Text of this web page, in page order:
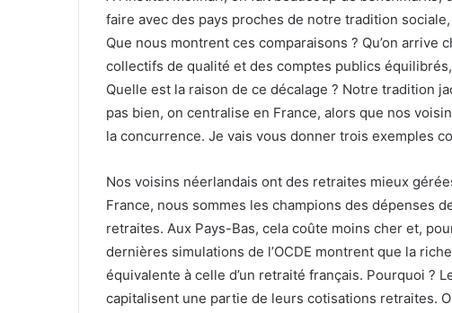
faire avec des pays proches de notre tradition
Que nous montrent ces comparaisons ? Qu’on arrive
collectifs de qualité et des comptes publics
Quelle est la raison de ce décalage ? Notre tradition
pas bien, on centralise en France, alors que nos
la concurrence. Je vais vous donner trois exemples
Nos voisins néerlandais ont des retraites mieux
France, nous sommes les champions des dépenses
retraites. Aux Pays-Bas, cela coûte moins cher et,
dernières simulations de l’OCDE montrent que la
équivalente à celle d’un retraité français. Pourquoi ?
capitalisent une partie de leurs cotisations retraites.